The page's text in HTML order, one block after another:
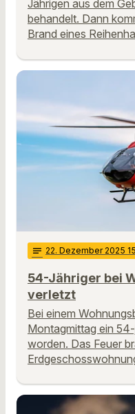
Jährigen aus dem
behandelt. Dann
Brand eines
notes 22. Dezember 2025
54-Jähriger bei
verletzt
Bei einem
Montagmittag ein
worden. Das Feuer